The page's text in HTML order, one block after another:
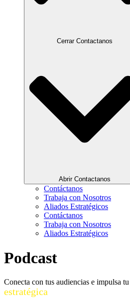
Cerrar Contactanos
Abrir Contactanos
Contáctanos
Trabaja con Nosotros
Aliados Estratégicos
Contáctanos
Trabaja con Nosotros
Aliados Estratégicos
Podcast
Conecta con tus audiencias e impulsa
estratégica